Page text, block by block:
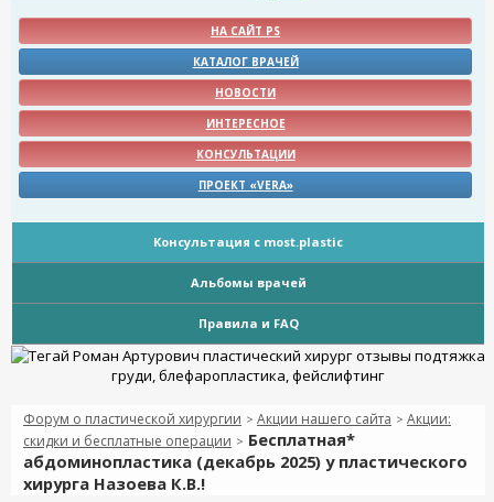
НА САЙТ PS
КАТАЛОГ ВРАЧЕЙ
НОВОСТИ
ИНТЕРЕСНОЕ
КОНСУЛЬТАЦИИ
ПРОЕКТ «VERA»
Консультация с most.plastic
Альбомы врачей
Правила и FAQ
Форум о пластической хирургии > Акции нашего сайта > Акции:
скидки и бесплатные операции > Бесплатная*
абдоминопластика (декабрь 2025) у пластического
хирурга Назоева К.В.!